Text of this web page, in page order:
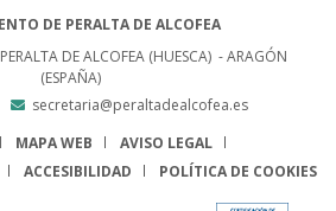
DE PERALTA DE ALCOFEA
PERALTA DE ALCOFEA (HUESCA) - ARAGÓN
(ESPAÑA)
secretaria@peraltadealcofea.es
MAPA WEB
AVISO LEGAL
ACCESIBILIDAD POLÍTICA DE COOKIES